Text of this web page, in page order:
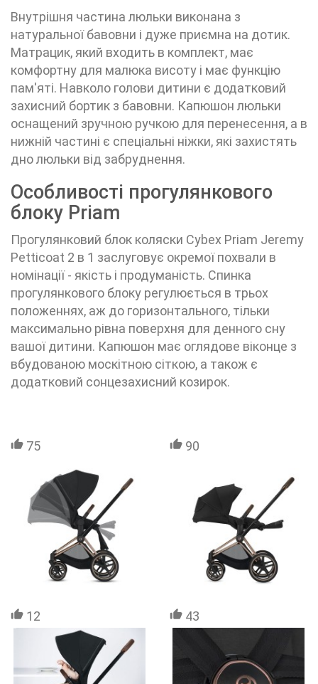
Внутрішня частина люльки виконана з
натуральної бавовни і дуже приємна на дотик.
Матрацик, який входить в комплект, має
комфортну для малюка висоту і має функцію
пам'яті. Навколо голови дитини є додатковий
захисний бортик з бавовни. Капюшон люльки
оснащений зручною ручкою для перенесення, а в
нижній частині є спеціальні ніжки, які захистять
дно люльки від забруднення.
Особливості прогулянкового
блоку Priam
Прогулянковий блок коляски Cybex Priam Jeremy
Petticoat 2 в 1 заслуговує окремої похвали в
номінації - якість і продуманість. Спинка
прогулянкового блоку регулюється в трьох
положеннях, аж до горизонтального, тільки
максимально рівна поверхня для денного сну
вашої дитини. Капюшон має оглядове віконце з
вбудованою москітною сіткою, а також є
додатковий сонцезахисний козирок.
75 90
12 43